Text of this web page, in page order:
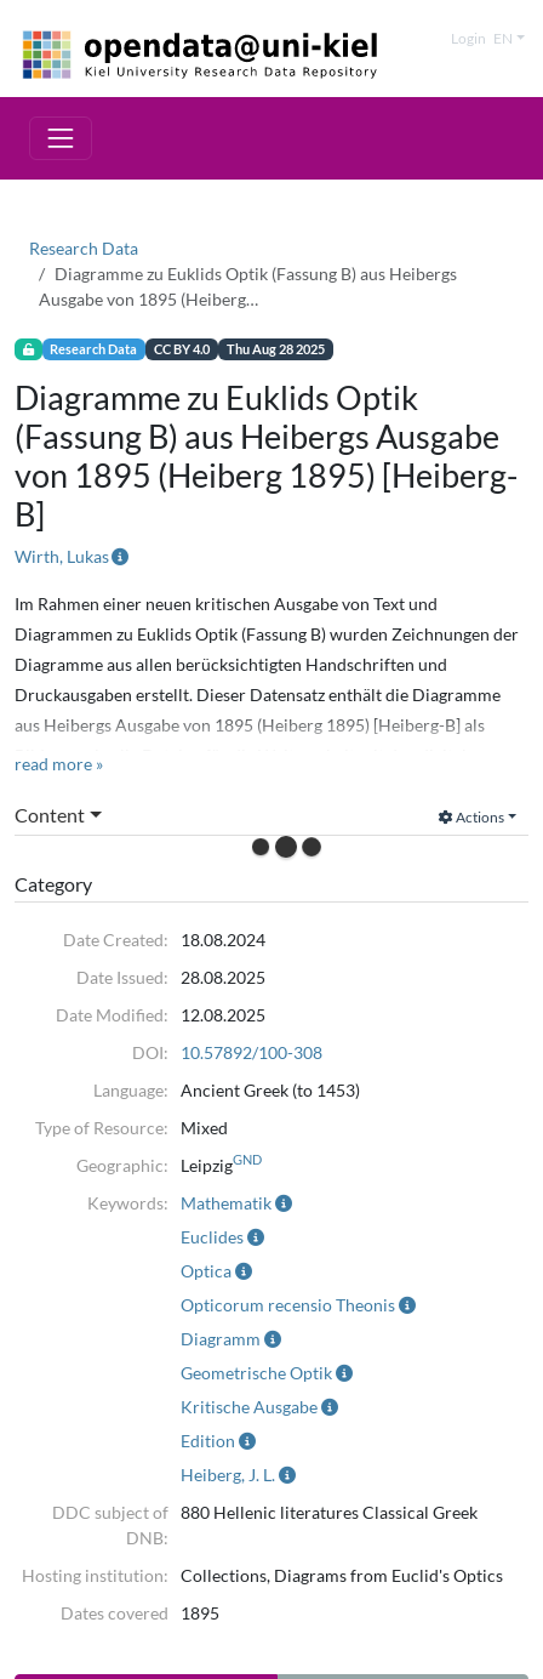
Login EN
Research Data
Diagramme zu Euklids Optik (Fassung B) aus Heibergs
Ausgabe von 1895 (Heiberg…
Research Data CC BY 4.0 Thu Aug 28 2025
Diagramme zu Euklids Optik
(Fassung B) aus Heibergs Ausgabe
von 1895 (Heiberg 1895) [Heiberg-
B]
Wirth, Lukas
Im Rahmen einer neuen kritischen Ausgabe von Text und
Diagrammen zu Euklids Optik (Fassung B) wurden Zeichnungen der
Diagramme aus allen berücksichtigten Handschriften und
Druckausgaben erstellt. Dieser Datensatz enthält die Diagramme
aus Heibergs Ausgabe von 1895 (Heiberg 1895) [Heiberg-B] als
Bilder sowie alle Dateien für die Weiterarbeit mit den digitalen
In preparation of a new critical edition of text and diagrams to
Euclid's Optics (Version B) digital drawings of diagrams in all used
manuscript copies and printed editions were created. This data set
on the digital drawings.
read more »
Content Actions
Category
Date Created:
18.08.2024
Date Issued:
28.08.2025
Date Modified:
12.08.2025
DOI:
10.57892/100-308
Language:
Ancient Greek (to 1453)
Type of Resource:
Mixed
Geographic:
LeipzigGND
Keywords:
Mathematik
Euclides
Optica
Opticorum recensio Theonis
Diagramm
Geometrische Optik
Kritische Ausgabe
Edition
Heiberg, J. L.
DDC subject of
DNB:
880 Hellenic literatures Classical Greek
Hosting institution:
Collections, Diagrams from Euclid's Optics
Dates covered
1895